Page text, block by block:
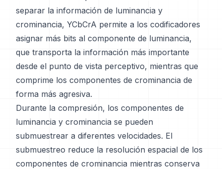
separar la información de luminancia y
crominancia, YCbCrA permite a los codificadores
asignar más bits al componente de luminancia,
que transporta la información más importante
desde el punto de vista perceptivo, mientras que
comprime los componentes de crominancia de
forma más agresiva.
Durante la compresión, los componentes de
luminancia y crominancia se pueden
submuestrear a diferentes velocidades. El
submuestreo reduce la resolución espacial de los
componentes de crominancia mientras conserva